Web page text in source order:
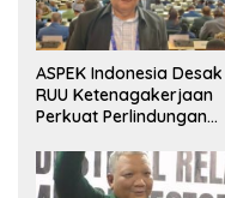
ASPEK Indonesia Desak
RUU Ketenagakerjaan
Perkuat Perlindungan
Pesangon